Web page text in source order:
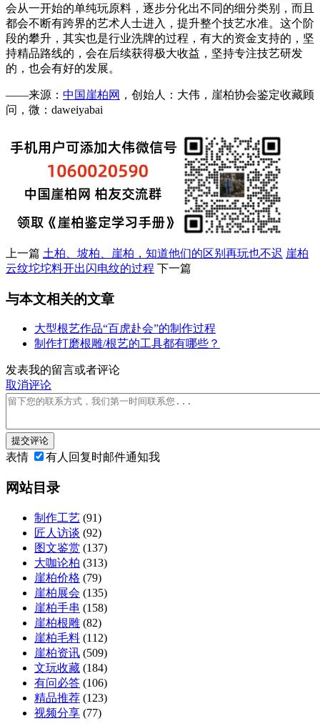
会从一开始的单纯玩原料，逐步分化出不同的细分类别，而且
都会不断有跨界的艺术人士进入，提升整个技艺水准。这个阶
段的攀升，其实也是行业洗牌的过程，有大的资金支持的，坚
持精品路线的，会在后续获得极大收益，坚持专注技艺研发
的，也会有好的发展。
——来源： 中国崖柏网 ，创始人：大伟，崖柏协会鉴定收藏顾
问，微：daweiyabai
上一篇 土柏、坡柏、崖柏，知道他们的区别再玩也不迟 崖柏
云纹坨坨料开出闪电纹的过程 下一篇
与本文相关的文章
大型根艺作品“百虎赴会”的制作过程
制作打磨根雕/根艺的工具都有哪些？
发表我的留言或者评论
取消评论
提交评论
表情 有人回复时邮件通知我
网站目录
制作工艺 (91)
匠人访谈 (92)
图文鉴赏 (137)
大咖论柏 (313)
崖柏价格 (79)
崖柏展会 (135)
崖柏手串 (158)
崖柏根雕 (82)
崖柏毛料 (112)
崖柏资讯 (509)
文玩收藏 (184)
有问必答 (106)
精品推荐 (123)
视频分享 (77)